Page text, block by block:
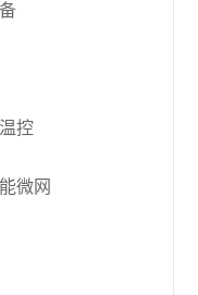
控
微网